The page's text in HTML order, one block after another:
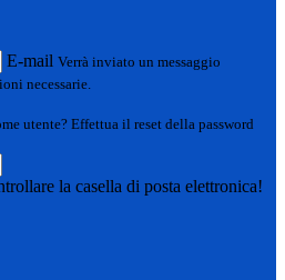
E-mail Verrà inviato un messaggio
necessarie.
utente? Effettua il reset della password
la casella di posta elettronica!